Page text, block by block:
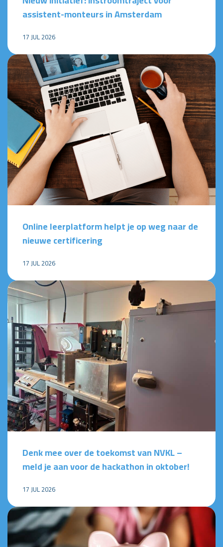
assistent-monteurs in Amsterdam
17 JUL 2026
Online leerplatform helpt je op weg naar de
nieuwe certificering
17 JUL 2026
Denk mee over de toekomst van NVKL –
meld je aan voor de hackathon in oktober!
17 JUL 2026